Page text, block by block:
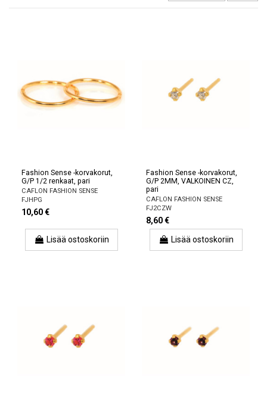
Fashion Sense -korvakorut,
G/P 1/2 renkaat, pari
CAFLON FASHION SENSE
FJHPG
10,60 €
Lisää ostoskoriin
Fashion Sense -korvakorut,
G/P 2MM, VALKOINEN CZ,
pari
CAFLON FASHION SENSE
FJ2CZW
8,60 €
Lisää ostoskoriin